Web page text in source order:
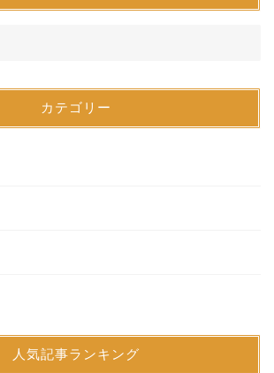
カテゴリー
人気記事ランキング